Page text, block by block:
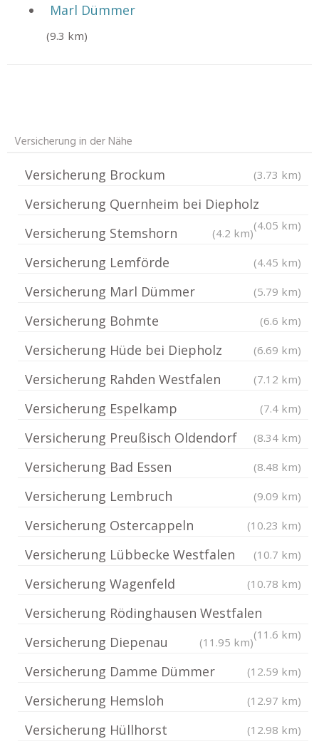
Marl Dümmer
(9.3 km)
Versicherung in der Nähe
Versicherung Brockum (3.73 km)
Versicherung Quernheim bei Diepholz
(4.05 km)
Versicherung Stemshorn (4.2 km)
Versicherung Lemförde (4.45 km)
Versicherung Marl Dümmer (5.79 km)
Versicherung Bohmte (6.6 km)
Versicherung Hüde bei Diepholz (6.69 km)
Versicherung Rahden Westfalen (7.12 km)
Versicherung Espelkamp (7.4 km)
Versicherung Preußisch Oldendorf (8.34 km)
Versicherung Bad Essen (8.48 km)
Versicherung Lembruch (9.09 km)
Versicherung Ostercappeln (10.23 km)
Versicherung Lübbecke Westfalen (10.7 km)
Versicherung Wagenfeld (10.78 km)
Versicherung Rödinghausen Westfalen
(11.6 km)
Versicherung Diepenau (11.95 km)
Versicherung Damme Dümmer (12.59 km)
Versicherung Hemsloh (12.97 km)
Versicherung Hüllhorst (12.98 km)